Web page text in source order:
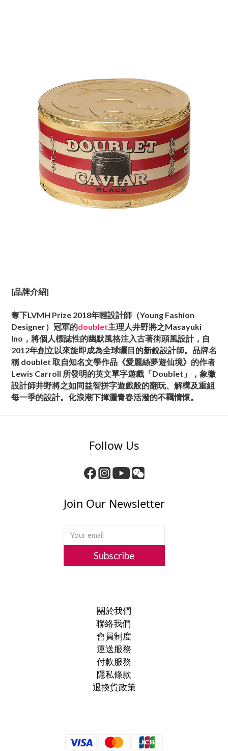
[品牌介紹]
奪下LVMH Prize 2018年輕設計師（Young Fashion
Designer）冠軍的doublet主理人井野將之Masayuki
Ino，將個人標誌性的幽默風格注入古著街頭風設計，自
2012年創立以來旋即成為全球矚目的新銳設計師。品牌名
稱 doublet 取自知名文學作品《愛麗絲夢遊仙境》的作者
Lewis Carroll 所發明的英文單字遊戲「Doublet」，象徵
設計師井野將之如同益智拼字遊戲般的翻玩、解構及重組
每一季的設計。化浪潮下揮灑青春活潑的不羈情懷。
Follow Us
Join Our Newsletter
Subscribe
關於我們
聯絡我們
會員制度
運送服務
付款服務
隱私條款
退換貨政策